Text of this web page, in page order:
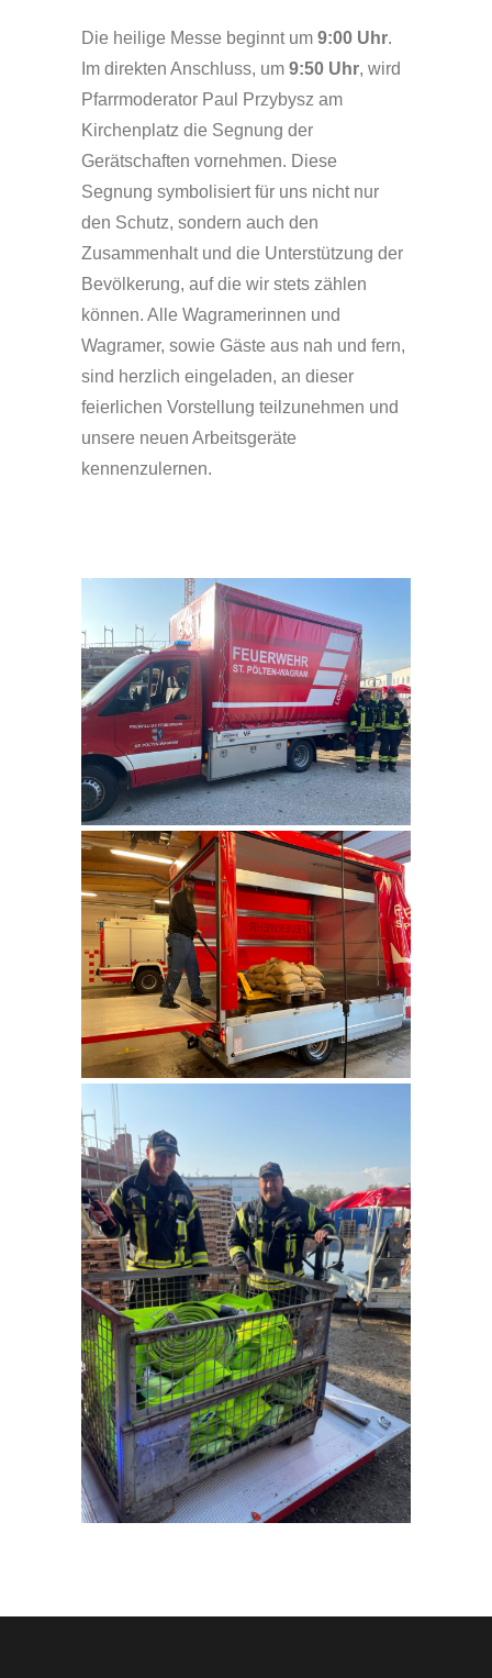
Die heilige Messe beginnt um 9:00 Uhr.
Im direkten Anschluss, um 9:50 Uhr, wird
Pfarrmoderator Paul Przybysz am
Kirchenplatz die Segnung der
Gerätschaften vornehmen. Diese
Segnung symbolisiert für uns nicht nur
den Schutz, sondern auch den
Zusammenhalt und die Unterstützung der
Bevölkerung, auf die wir stets zählen
können. Alle Wagramerinnen und
Wagramer, sowie Gäste aus nah und fern,
sind herzlich eingeladen, an dieser
feierlichen Vorstellung teilzunehmen und
unsere neuen Arbeitsgeräte
kennenzulernen.